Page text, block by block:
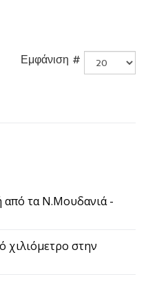
Εμφάνιση #
από τα Ν.Μουδανιά -
χιλιόμετρο στην